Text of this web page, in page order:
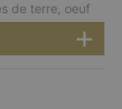
de terre, oeuf